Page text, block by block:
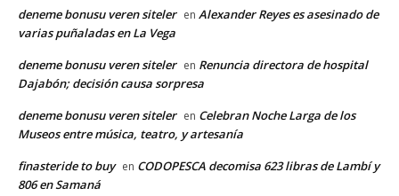
deneme bonusu veren siteler en Alexander Reyes es asesinado de
varias puñaladas en La Vega
deneme bonusu veren siteler en Renuncia directora de hospital
Dajabón; decisión causa sorpresa
deneme bonusu veren siteler en Celebran Noche Larga de los
Museos entre música, teatro, y artesanía
finasteride to buy en CODOPESCA decomisa 623 libras de Lambí y
806 en Samaná